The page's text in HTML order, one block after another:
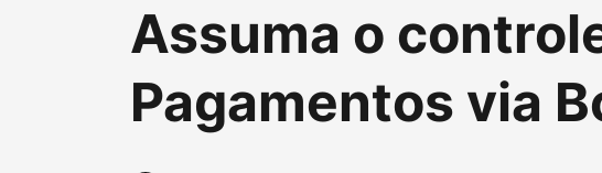
Assuma o
Pagamentos via